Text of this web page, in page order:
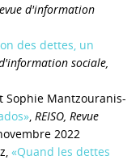
d'information
des dettes, un
d'information sociale,
Sophie Mantzouranis-
, REISO, Revue
2022
«Quand les dettes